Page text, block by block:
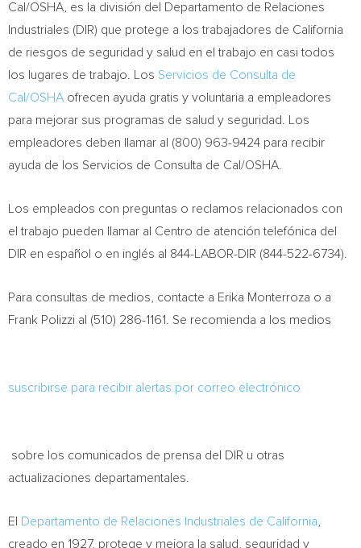
Cal/OSHA, es la división del Departamento de Relaciones
Industriales (DIR) que protege a los trabajadores de California
de riesgos de seguridad y salud en el trabajo en casi todos
los lugares de trabajo. Los Servicios de Consulta de
Cal /OSHA ofrecen ayuda gratis y voluntaria a empleadores
para mejorar sus programas de salud y seguridad. Los
empleadores deben llamar al (800) 963-9424 para recibir
ayuda de los Servicios de Consulta de Cal /OSHA.
Los empleados con preguntas o reclamos relacionados con
el trabajo pueden llamar al Centro de atención telefónica del
DIR en español o en inglés al 844-LABOR-DIR (844-522-6734).
Para consultas de medios, contacte a Erika Monterroza o a
Frank Polizzi al (510) 286-1161. Se recomienda a los medios
suscribirse para recibir alertas por correo electrónico
sobre los comunicados de prensa del DIR u otras
actualizaciones departamentales.
El Departamento de Relaciones Industriales de California
creado en 1927, protege y mejora la salud, seguridad y